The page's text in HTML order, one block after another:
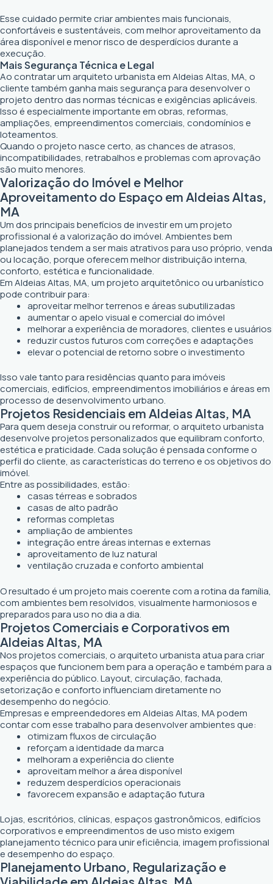
Esse cuidado permite criar ambientes mais funcionais,
confortáveis e sustentáveis, com melhor aproveitamento da
área disponível e menor risco de desperdícios durante a
execução.
Mais Segurança Técnica e Legal
Ao contratar um arquiteto urbanista em Aldeias Altas, MA, o
cliente também ganha mais segurança para desenvolver o
projeto dentro das normas técnicas e exigências aplicáveis.
Isso é especialmente importante em obras, reformas,
ampliações, empreendimentos comerciais, condomínios e
loteamentos.
Quando o projeto nasce certo, as chances de atrasos,
incompatibilidades, retrabalhos e problemas com aprovação
são muito menores.
Valorização do Imóvel e Melhor
Aproveitamento do Espaço em Aldeias Altas,
MA
Um dos principais benefícios de investir em um projeto
profissional é a valorização do imóvel. Ambientes bem
planejados tendem a ser mais atrativos para uso próprio, venda
ou locação, porque oferecem melhor distribuição interna,
conforto, estética e funcionalidade.
Em Aldeias Altas, MA, um projeto arquitetônico ou urbanístico
pode contribuir para:
aproveitar melhor terrenos e áreas subutilizadas
aumentar o apelo visual e comercial do imóvel
melhorar a experiência de moradores, clientes e usuários
reduzir custos futuros com correções e adaptações
elevar o potencial de retorno sobre o investimento
Isso vale tanto para residências quanto para imóveis
comerciais, edifícios, empreendimentos imobiliários e áreas em
processo de desenvolvimento urbano.
Projetos Residenciais em Aldeias Altas, MA
Para quem deseja construir ou reformar, o arquiteto urbanista
desenvolve projetos personalizados que equilibram conforto,
estética e praticidade. Cada solução é pensada conforme o
perfil do cliente, as características do terreno e os objetivos do
imóvel.
Entre as possibilidades, estão:
casas térreas e sobrados
casas de alto padrão
reformas completas
ampliação de ambientes
integração entre áreas internas e externas
aproveitamento de luz natural
ventilação cruzada e conforto ambiental
O resultado é um projeto mais coerente com a rotina da família,
com ambientes bem resolvidos, visualmente harmoniosos e
preparados para uso no dia a dia.
Projetos Comerciais e Corporativos em
Aldeias Altas, MA
Nos projetos comerciais, o arquiteto urbanista atua para criar
espaços que funcionem bem para a operação e também para a
experiência do público. Layout, circulação, fachada,
setorização e conforto influenciam diretamente no
desempenho do negócio.
Empresas e empreendedores em Aldeias Altas, MA podem
contar com esse trabalho para desenvolver ambientes que:
otimizam fluxos de circulação
reforçam a identidade da marca
melhoram a experiência do cliente
aproveitam melhor a área disponível
reduzem desperdícios operacionais
favorecem expansão e adaptação futura
Lojas, escritórios, clínicas, espaços gastronômicos, edifícios
corporativos e empreendimentos de uso misto exigem
planejamento técnico para unir eficiência, imagem profissional
e desempenho do espaço.
Planejamento Urbano, Regularização e